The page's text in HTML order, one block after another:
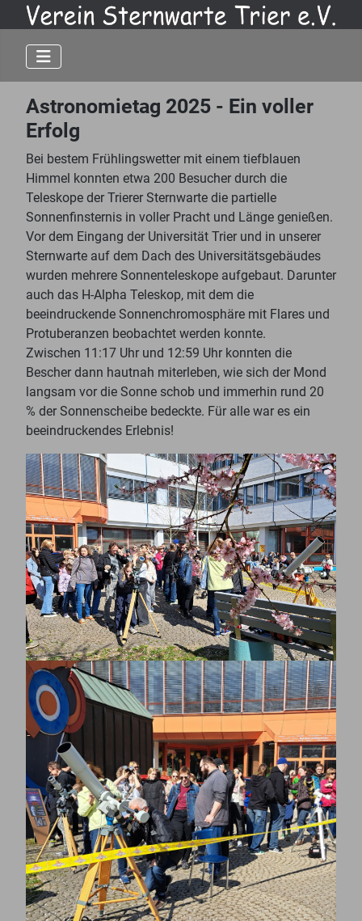
Astronomietag 2025 - Ein voller
Erfolg
Bei bestem Frühlingswetter mit einem tiefblauen
Himmel konnten etwa 200 Besucher durch die
Teleskope der Trierer Sternwarte die partielle
Sonnenfinsternis in voller Pracht und Länge genießen.
Vor dem Eingang der Universität Trier und in unserer
Sternwarte auf dem Dach des Universitätsgebäudes
wurden mehrere Sonnenteleskope aufgebaut. Darunter
auch das H-Alpha Teleskop, mit dem die
beeindruckende Sonnenchromosphäre mit Flares und
Protuberanzen beobachtet werden konnte.
Zwischen 11:17 Uhr und 12:59 Uhr konnten die
Bescher dann hautnah miterleben, wie sich der Mond
langsam vor die Sonne schob und immerhin rund 20
% der Sonnenscheibe bedeckte. Für alle war es ein
beeindruckendes Erlebnis!